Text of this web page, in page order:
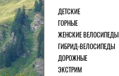
ДЕТСКИЕ
ГОРНЫЕ
ЖЕНСКИЕ ВЕЛОСИПЕДЫ
ГИБРИД-ВЕЛОСИПЕДЫ
ДОРОЖНЫЕ
ЭКСТРИМ